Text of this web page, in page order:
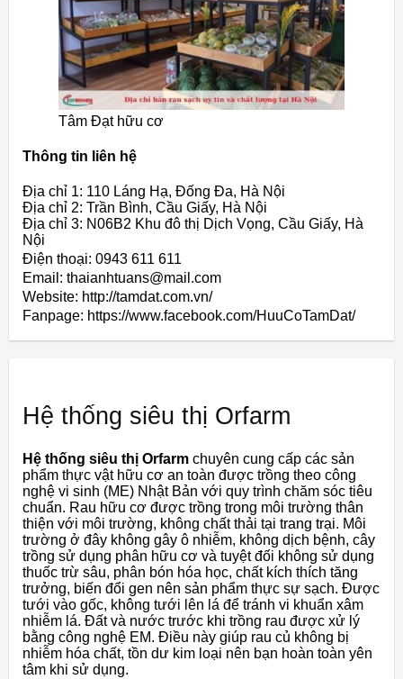
Tâm Đạt hữu cơ
Thông tin liên hệ
Địa chỉ 1: 110 Láng Hạ, Đống Đa, Hà Nội
Địa chỉ 2: Trần Bình, Cầu Giấy, Hà Nội
Địa chỉ 3: N06B2 Khu đô thị Dịch Vọng, Cầu Giấy, Hà
Nội
Điện thoại: 0943 611 611
Email: thaianhtuans@mail.com
Website: http://tamdat.com.vn/
Fanpage: https://www.facebook.com/HuuCoTamDat/
Hệ thống siêu thị Orfarm
Hệ thống siêu thị Orfarm chuyên cung cấp các sản
phẩm thực vật hữu cơ an toàn được trồng theo công
nghệ vi sinh (ME) Nhật Bản với quy trình chăm sóc tiêu
chuẩn. Rau hữu cơ được trồng trong môi trường thân
thiện với môi trường, không chất thải tại trang trại. Môi
trường ở đây không gây ô nhiễm, không dịch bệnh, cây
trồng sử dụng phân hữu cơ và tuyệt đối không sử dụng
thuốc trừ sâu, phân bón hóa học, chất kích thích tăng
trưởng, biến đổi gen nên sản phẩm thực sự sạch. Được
tưới vào gốc, không tưới lên lá để tránh vi khuẩn xâm
nhiễm lá. Đất và nước trước khi trồng rau được xử lý
bằng công nghệ EM. Điều này giúp rau củ không bị
nhiễm hóa chất, tồn dư kim loại nên bạn hoàn toàn yên
tâm khi sử dụng.